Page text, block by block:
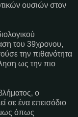
ουσιών στον
του 39χρονου,
την πιθανότητα
ως την πιο
ο
σε ένα επεισόδιο
όπως